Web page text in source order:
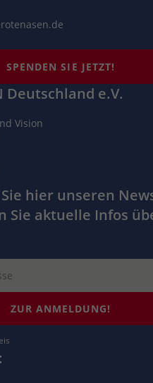
SPENDEN SIE JETZT!
Deutschland e.V.
Vision
hier unseren
Sie aktuelle Infos
ZUR ANMELDUNG!